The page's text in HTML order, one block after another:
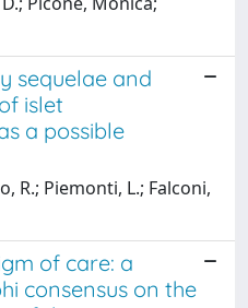
sequelae and
islet
a possible
R.; Piemonti, L.; Falconi,
of care: a
consensus on the